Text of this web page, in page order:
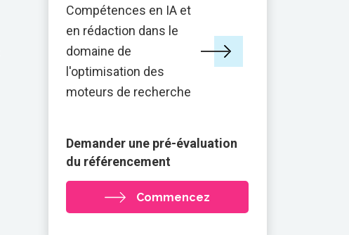
Compétences en IA et
en rédaction dans le
domaine de
l'optimisation des
moteurs de recherche
Demander une pré-évaluation
du référencement
Commencez